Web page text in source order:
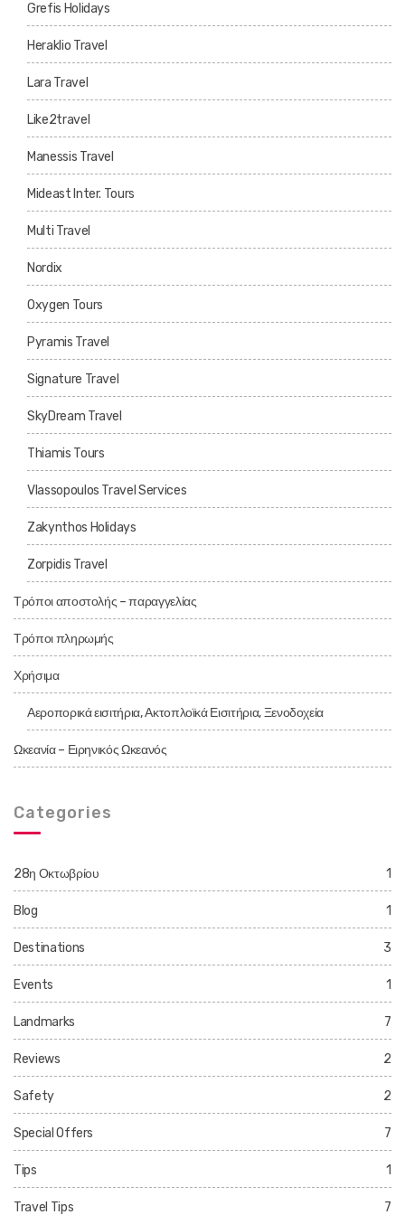
Grefis Holidays
Heraklio Travel
Lara Travel
Like2travel
Manessis Travel
Mideast Inter. Tours
Multi Travel
Nordix
Oxygen Tours
Pyramis Travel
Signature Travel
SkyDream Travel
Thiamis Tours
Vlassopoulos Travel Services
Zakynthos Holidays
Zorpidis Travel
Τρόποι αποστολής – παραγγελίας
Τρόποι πληρωμής
Χρήσιμα
Αεροπορικά εισιτήρια, Ακτοπλοϊκά Εισιτήρια, Ξενοδοχεία
Ωκεανία – Ειρηνικός Ωκεανός
Categories
28η Οκτωβρίου 1
Blog 1
Destinations 3
Events 1
Landmarks 7
Reviews 2
Safety 2
Special Offers 7
Tips 1
Travel Tips 7